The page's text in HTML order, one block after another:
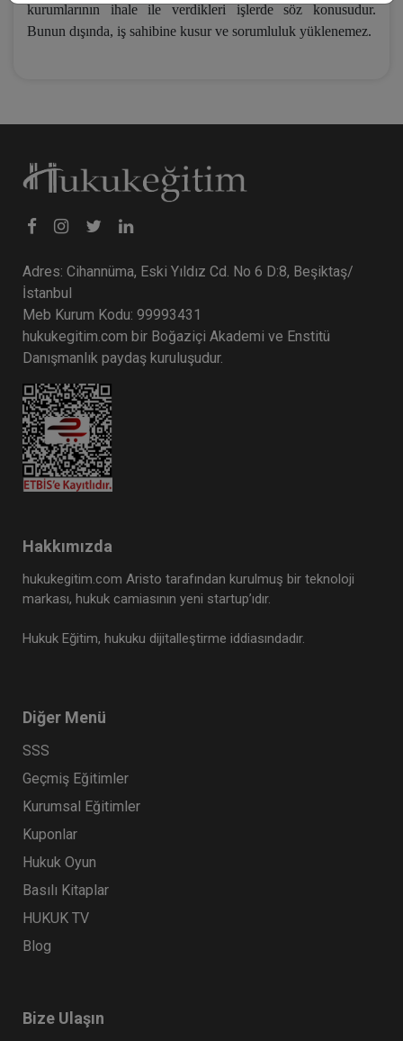
kurumlarının ihale ile verdikleri işlerde söz konusudur.
Bunun dışında, iş sahibine kusur ve sorumluluk yüklenemez.
Adres: Cihannüma, Eski Yıldız Cd. No 6 D:8, Beşiktaş/
İstanbul
Meb Kurum Kodu: 99993431
hukukegitim.com bir Boğaziçi Akademi ve Enstitü
Danışmanlık paydaş kuruluşudur.
Hakkımızda
hukukegitim.com Aristo tarafından kurulmuş bir teknoloji
markası, hukuk camiasının yeni startup’ıdır.
Hukuk Eğitim, hukuku dijitalleştirme iddiasındadır.
Diğer Menü
SSS
Geçmiş Eğitimler
Kurumsal Eğitimler
Kuponlar
Hukuk Oyun
Basılı Kitaplar
HUKUK TV
Blog
Bize Ulaşın